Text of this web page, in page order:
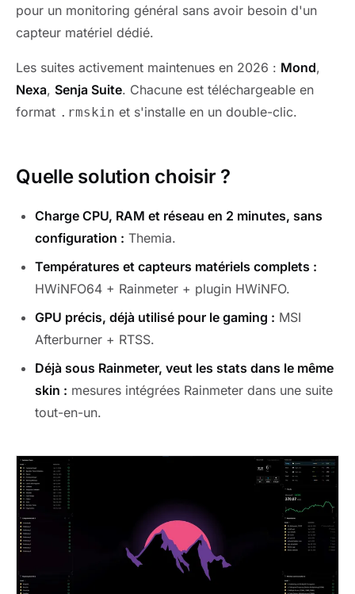
pour un monitoring général sans avoir besoin d'un
capteur matériel dédié.
Les suites activement maintenues en 2026 : Mond,
Nexa, Senja Suite. Chacune est téléchargeable en
format .rmskin et s'installe en un double-clic.
Quelle solution choisir ?
Charge CPU, RAM et réseau en 2 minutes, sans
configuration : Themia.
Températures et capteurs matériels complets :
HWiNFO64 + Rainmeter + plugin HWiNFO.
GPU précis, déjà utilisé pour le gaming : MSI
Afterburner + RTSS.
Déjà sous Rainmeter, veut les stats dans le même
skin : mesures intégrées Rainmeter dans une suite
tout-en-un.